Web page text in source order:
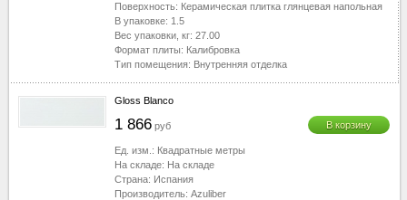
Поверхность: Керамическая плитка глянцевая напольная
В упаковке: 1.5
Вес упаковки, кг: 27.00
Формат плиты: Калибровка
Тип помещения: Внутренняя отделка
Gloss Blanco
1 866 руб В корзину
Ед. изм.: Квадратные метры
На складе: На складе
Страна: Испания
Производитель: Azuliber